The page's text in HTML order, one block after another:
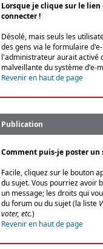
Lorsque je clique sur le
connecter !
Désolé, mais seuls les
des gens via le formulaire
l'administrateur aurait activé
malveillante du système d'e-
Revenir en haut de page
Publication
Comment puis-je poster
Facile, cliquez sur le bouton
du sujet. Vous pourriez avoir
un message; les droits qui
du forum ou du sujet (la liste
voter, etc.)
Revenir en haut de page